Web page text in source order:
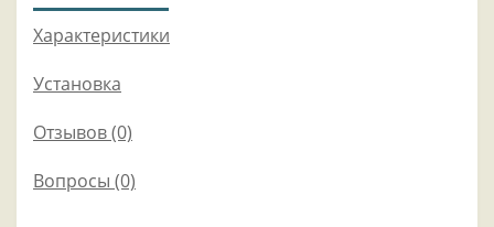
Характеристики
Установка
Отзывов (0)
Вопросы (0)